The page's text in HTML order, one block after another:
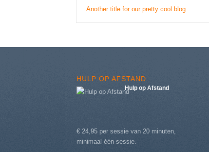
Another title for our pretty cool blog
HULP OP AFSTAND
Hulp op Afstand
€ 24,95 per sessie van 20 minuten,
minimaal één sessie.